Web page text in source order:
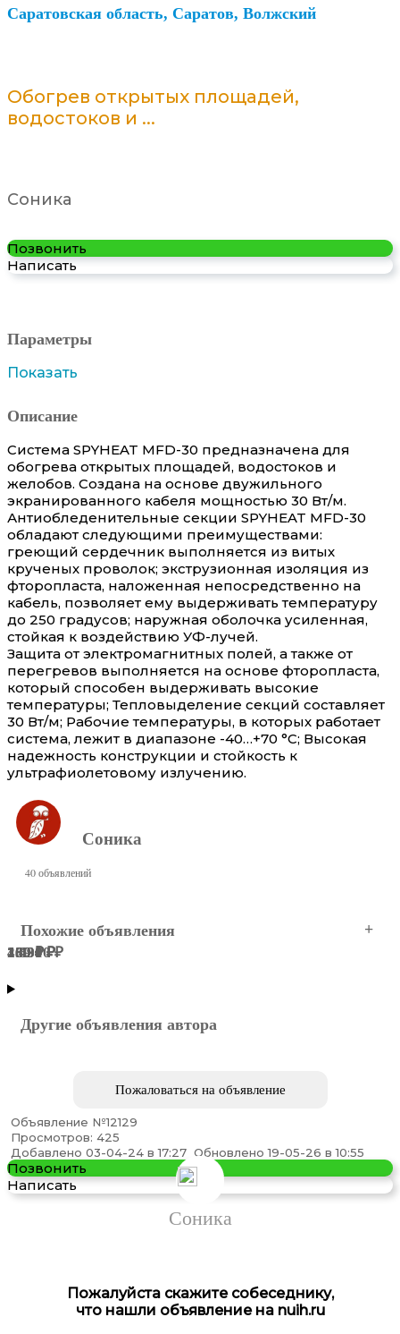
Саратовская область, Саратов, Волжский
Обогрев открытых площадей,
водостоков и ...
Соника
Позвонить
Написать
Параметры
Показать
Описание
Система SPYHEAT MFD-30 предназначена для
обогрева открытых площадей, водостоков и
желобов. Создана на основе двужильного
экранированного кабеля мощностью 30 Вт/м.
Антиобледенительные секции SPYHEAT MFD-30
обладают следующими преимуществами:
греющий сердечник выполняется из витых
крученых проволок; экструзионная изоляция из
фторопласта, наложенная непосредственно на
кабель, позволяет ему выдерживать температуру
до 250 градусов; наружная оболочка усиленная,
стойкая к воздействию УФ-лучей.
Защита от электромагнитных полей, а также от
перегревов выполняется на основе фторопласта,
который способен выдерживать высокие
температуры; Тепловыделение секций составляет
30 Вт/м; Рабочие температуры, в которых работает
система, лежит в диапазоне -40…+70 °С; Высокая
надежность конструкции и стойкость к
ультрафиолетовому излучению.
Соника
40 объявлений
Похожие объявления
Пленочный тёплый пол Ace Floor с заземлением.
1 490 ₽
16 910 ₽
489 ₽
2 630 ₽
130 ₽
160 ₽
Другие объявления автора
Пожаловаться на объявление
Объявление №12129
Просмотров: 425
Добавлено 03-04-24 в 17:27 Обновлено 19-05-26 в 10:55
Позвонить
Написать
Соника
Пожалуйста скажите собеседнику,
что нашли объявление на nuih.ru